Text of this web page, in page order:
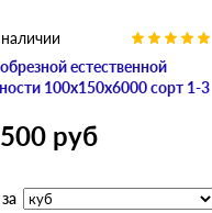
естественной
100х150х6000 сорт 1-3
руб